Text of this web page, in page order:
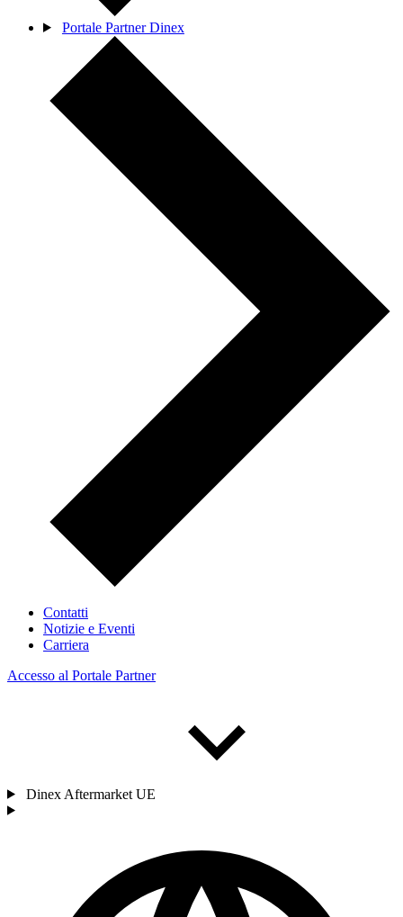
Portale Partner Dinex
Contatti
Notizie e Eventi
Carriera
Accesso al Portale Partner
Dinex Aftermarket UE